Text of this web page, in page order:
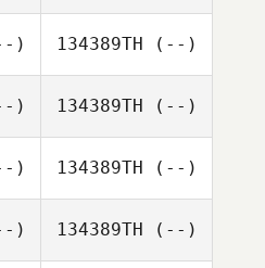
) 134389TH (--)
) 134389TH (--)
) 134389TH (--)
) 134389TH (--)